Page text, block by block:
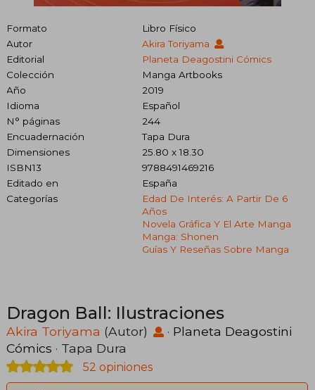
Formato
Libro Físico
Autor
Akira Toriyama
Editorial
Planeta Deagostini Cómics
Colección
Manga Artbooks
Año
2019
Idioma
Español
N° páginas
244
Encuadernación
Tapa Dura
Dimensiones
25.80 x 18.30
ISBN13
9788491469216
Editado en
España
Categorías
Edad De Interés: A Partir De 6
Años
Novela Gráfica Y El Arte Manga
Manga: Shonen
Guías Y Reseñas Sobre Manga
Dragon Ball: Ilustraciones
Akira Toriyama (Autor) · Planeta Deagostini
Cómics · Tapa Dura
52 opiniones